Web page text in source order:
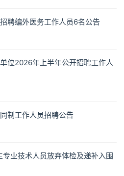
聘编外医务工作人员6名公告
位2026年上半年公开招聘工作人
制工作人员招聘公告
业技术人员放弃体检及递补入围